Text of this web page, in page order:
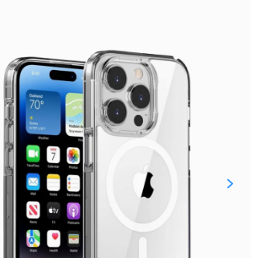
Для клиентов всех банков
Разбейтеоплату
на части без переплат
График платежей